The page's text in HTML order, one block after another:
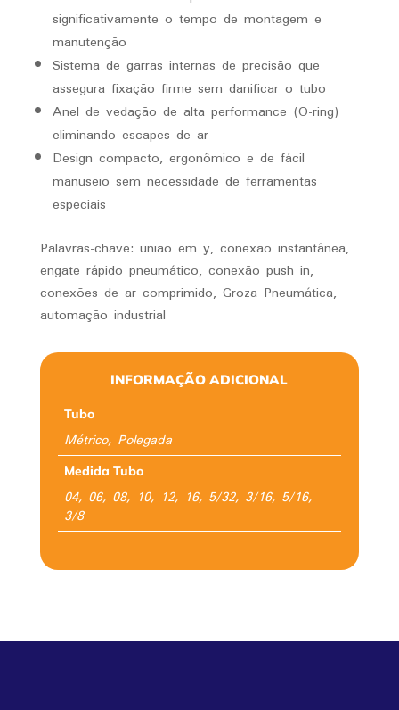
significativamente o tempo de montagem e
manutenção
Sistema de garras internas de precisão que
assegura fixação firme sem danificar o tubo
Anel de vedação de alta performance (O-ring)
eliminando escapes de ar
Design compacto, ergonômico e de fácil
manuseio sem necessidade de ferramentas
especiais
Palavras-chave: união em y, conexão instantânea,
engate rápido pneumático, conexão push in,
conexões de ar comprimido, Groza Pneumática,
automação industrial
INFORMAÇÃO ADICIONAL
Tubo
Métrico, Polegada
Medida Tubo
04, 06, 08, 10, 12, 16, 5/32, 3/16, 5/16,
3/8